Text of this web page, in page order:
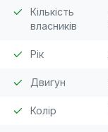
Кількість
власників
Рік
Двигун
Колір